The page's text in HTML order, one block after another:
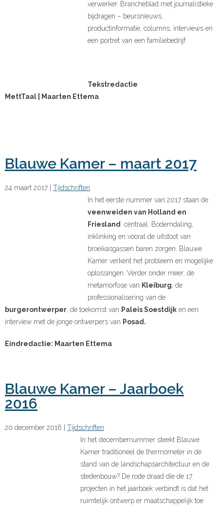
verwerker. Brancheblad met journalistieke
bijdragen – beursnieuws,
productinformatie, columns, interviews en
een portret van een familiebedrijf.
Tekstredactie
MettTaal | Maarten Ettema
Blauwe Kamer – maart 2017
24 maart 2017
Tijdschriften
In het eerste nummer van 2017 staan de
veenweiden van Holland en
Friesland centraal. Bodemdaling,
inklinking en vooral de uitstoot van
broeikasgassen baren zorgen. Blauwe
Kamer verkent het probleem en mogelijke
oplossingen. Verder onder meer: de
metamorfose van Kleiburg, de
professionalisering van de
burgerontwerper, de toekomst van Paleis Soestdijk en een
interview met de jonge ontwerpers van Posad.
Eindredactie: Maarten Ettema
Blauwe Kamer – Jaarboek
2016
20 december 2016
Tijdschriften
In het decembernummer steekt Blauwe
Kamer traditioneel de thermometer in de
stand van de landschapsarchitectuur en de
stedenbouw? De rode draad die de 17
projecten in het jaarboek verbindt is dat het
ruimtelijk ontwerp er maatschappelijk toe